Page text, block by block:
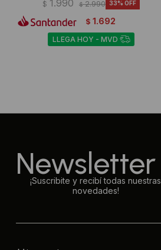
$ 1.990 $ 2.990 33
$ 1.692
LLEGA HOY - MVD
Newsletter
¡Suscribite y recibí todas nuestras
novedades!